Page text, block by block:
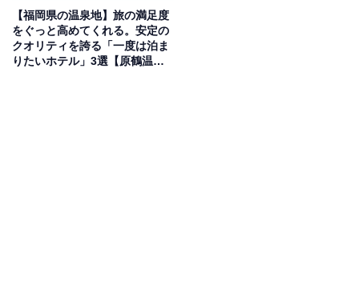
浦で唯一有する露天風呂からは爽やかな潮風を感じなが
ら長湯を楽しめます。お料理は地元の雑賀崎港や和歌浦
港から直接買い付けた新鮮な海の幸や熊野牛を堪能。オ
【福岡県の温泉地】旅の満足度
をぐっと高めてくれる。安定の
クオリティを誇る「一度は泊ま
りたいホテル」3選【原鶴温